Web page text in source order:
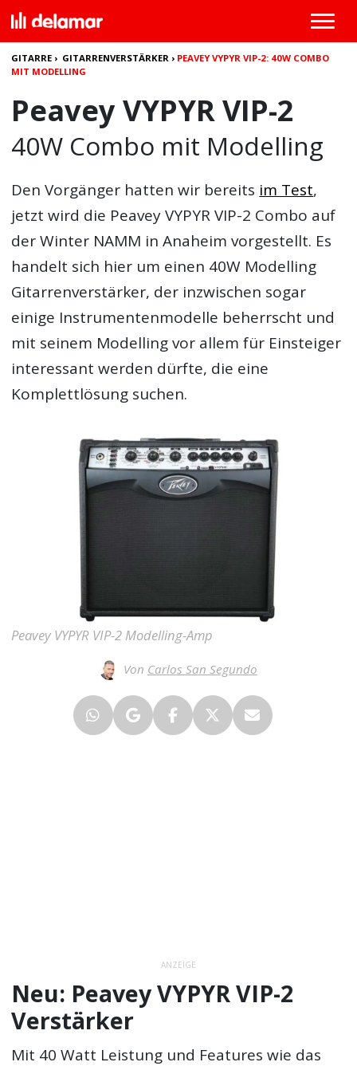
GITARRE › GITARRENVERSTÄRKER › PEAVEY VYPYR VIP-2: 40W COMBO
MIT MODELLING
Peavey VYPYR VIP-2
40W Combo mit Modelling
Den Vorgänger hatten wir bereits im Test,
jetzt wird die Peavey VYPYR VIP-2 Combo auf
der Winter NAMM in Anaheim vorgestellt. Es
handelt sich hier um einen 40W Modelling
Gitarrenverstärker, der inzwischen sogar
einige Instrumentenmodelle beherrscht und
mit seinem Modelling vor allem für Einsteiger
interessant werden dürfte, die eine
Komplettlösung suchen.
Peavey VYPYR VIP-2 Modelling-Amp
Von Carlos San Segundo
ANZEIGE
Neu: Peavey VYPYR VIP-2
Verstärker
Mit 40 Watt Leistung und Features wie das